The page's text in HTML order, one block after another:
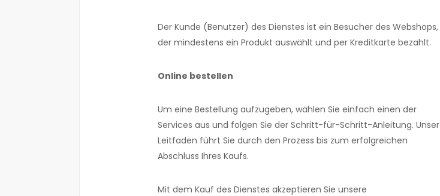
Der Kunde (Benutzer) des Dienstes ist ein Besucher des Webshops,
der mindestens ein Produkt auswählt und per Kreditkarte bezahlt.
Online bestellen
Um eine Bestellung aufzugeben, wählen Sie einfach einen der
Services aus und folgen Sie der Schritt-für-Schritt-Anleitung. Unser
Leitfaden führt Sie durch den Prozess bis zum erfolgreichen
Abschluss Ihres Kaufs.
Mit dem Kauf des Dienstes akzeptieren Sie unsere